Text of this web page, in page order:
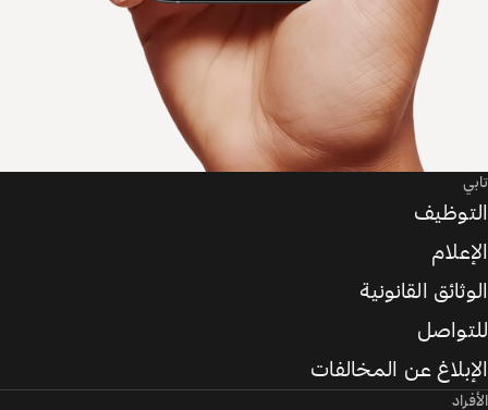
تابي
التوظيف
الإعلام
الوثائق القانونية
للتواصل
الإبلاغ عن المخالفات
الأفراد